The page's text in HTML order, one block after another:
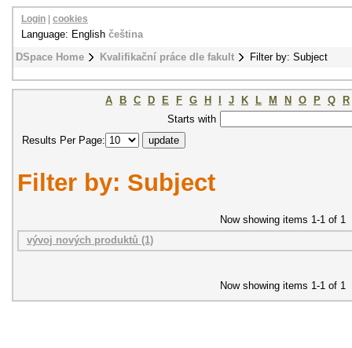
DSpace Home Kvalifikační práce dle fakult Filter by: Subject
Login cookies
Language: English čeština
A B C D E F G H J K L M N O P Q
R
Starts with
Results Per Page:
Filter by: Subject
Now showing items 1-1 of 1
vývoj nových produktů (1)
Now showing items 1-1 of 1